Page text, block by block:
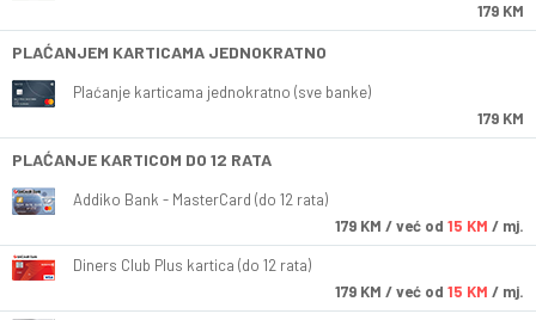
179 KM
PLAĆANJEM KARTICAMA JEDNOKRATNO
Plaćanje karticama jednokratno (sve banke)
179 KM
PLAĆANJE KARTICOM DO 12 RATA
Addiko Bank - MasterCard (do 12 rata)
179 KM / već od 15 KM / mj.
Diners Club Plus kartica (do 12 rata)
179 KM / već od 15 KM / mj.